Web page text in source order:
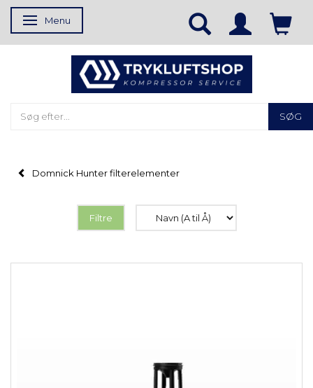
Skifte navigation
Menu
SØG
Domnick Hunter filterelementer
Filtre